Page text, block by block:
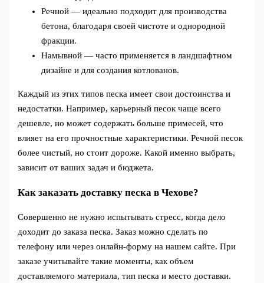
Речной — идеально подходит для производства
бетона, благодаря своей чистоте и однородной
фракции.
Намывной — часто применяется в ландшафтном
дизайне и для создания котлованов.
Каждый из этих типов песка имеет свои достоинства и
недостатки. Например, карьерный песок чаще всего
дешевле, но может содержать больше примесей, что
влияет на его прочностные характеристики. Речной песок
более чистый, но стоит дороже. Какой именно выбрать,
зависит от ваших задач и бюджета.
Как заказать доставку песка в Чехове?
Совершенно не нужно испытывать стресс, когда дело
доходит до заказа песка. Заказ можно сделать по
телефону или через онлайн-форму на нашем сайте. При
заказе учитывайте такие моменты, как объем
доставляемого материала, тип песка и место доставки.